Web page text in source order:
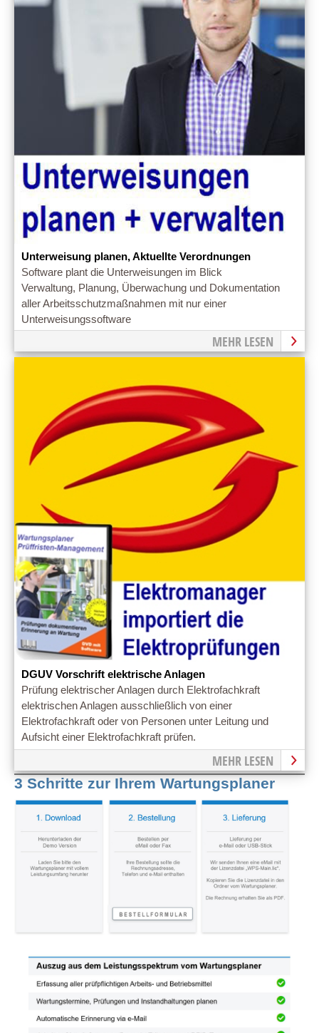
Unterweisung planen, Aktuellte Verordnungen
Software plant die Unterweisungen im Blick
Verwaltung, Planung, Überwachung und Dokumentation
aller Arbeitsschutzmaßnahmen mit nur einer
Unterweisungssoftware
MEHR LESEN
DGUV Vorschrift elektrische Anlagen
Prüfung elektrischer Anlagen durch Elektrofachkraft
elektrischen Anlagen ausschließlich von einer
Elektrofachkraft oder von Personen unter Leitung und
Aufsicht einer Elektrofachkraft prüfen.
MEHR LESEN
3 Schritte zur Ihrem Wartungsplaner